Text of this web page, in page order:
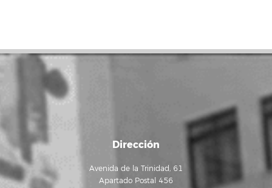
Dirección
Avenida de la Trinidad, 61
Apartado Postal 456